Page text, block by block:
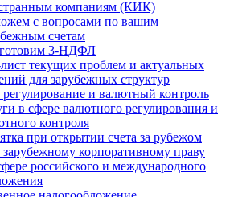
компаниям (КИК)
с вопросами по вашим
счетам
3-НДФЛ
текущих проблем и актуальных
для зарубежных структур
и валютный контроль
в сфере валютного регулирования и
контроля
при открытии счета за рубежом
корпоративному праву
российского и международного